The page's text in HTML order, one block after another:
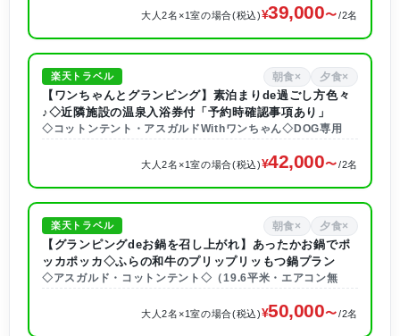
大人2名×1室の場合(税込) 39,000 /2名
楽天トラベル 朝食× 夕食×
【ワンちゃんとグランピング】素泊まりde過ごし方色々
♪◇近隣施設の温泉入浴券付「予約時確認事項あり」
◇コットンテント・アスガルドWithワンちゃん◇DOG専用
大人2名×1室の場合(税込) 42,000 /2名
楽天トラベル 朝食× 夕食×
【グランピングdeお鍋を召し上がれ】あったかお鍋でポ
ッカポッカ◇ふらの和牛のプリップリッもつ鍋プラン
◇アスガルド・コットンテント◇（19.6平米・エアコン無
大人2名×1室の場合(税込) 50,000 /2名